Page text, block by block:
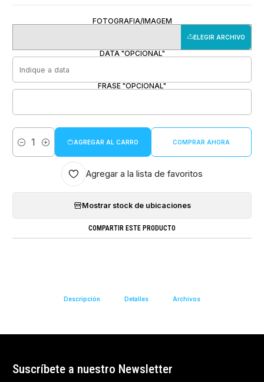
FOTOGRAFIA/IMAGEM
ELEGIR ARCHIVO
DATA "OPCIONAL"
FRASE "OPCIONAL"
Cantidad
AGREGAR AL CARRO COMPRAR AHORA
Agregar a la lista de favoritos
Mostrar stock de ubicaciones
COMPARTIR ESTE PRODUCTO
Descripción Detalles Archivos
Suscríbete a nuestro Newsletter